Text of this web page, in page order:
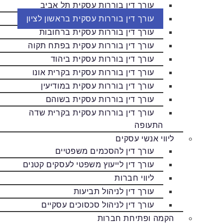
עורך דין בוררות עסקית תל אביב
עורך דין בוררות עסקית בראשון לציון
עורך דין בוררות עסקית ברחובות
עורך דין בוררות עסקית בפתח תקוה
עורך דין בוררות עסקית ביהוד
עורך דין בוררות עסקית בקרית אונו
עורך דין בוררות עסקית במודיעין
עורך דין בוררות עסקית בשוהם
עורך דין בוררות עסקית בקרית שדה
התעופה
ליווי אנשי עסקים
עורך דין להסכמים משפטיים
עורך דין לייעוץ משפטי לעסקים קטנים
ליווי חברות
עורך דין לניהול תביעות
עורך דין לניהול סכסוכים עסקיים
הקמה ופתיחת חברות